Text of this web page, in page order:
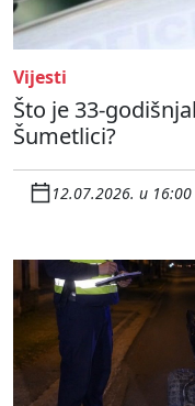
Vijesti
Što je 33-
Šumetlici?
12.07.2026. u 16:00